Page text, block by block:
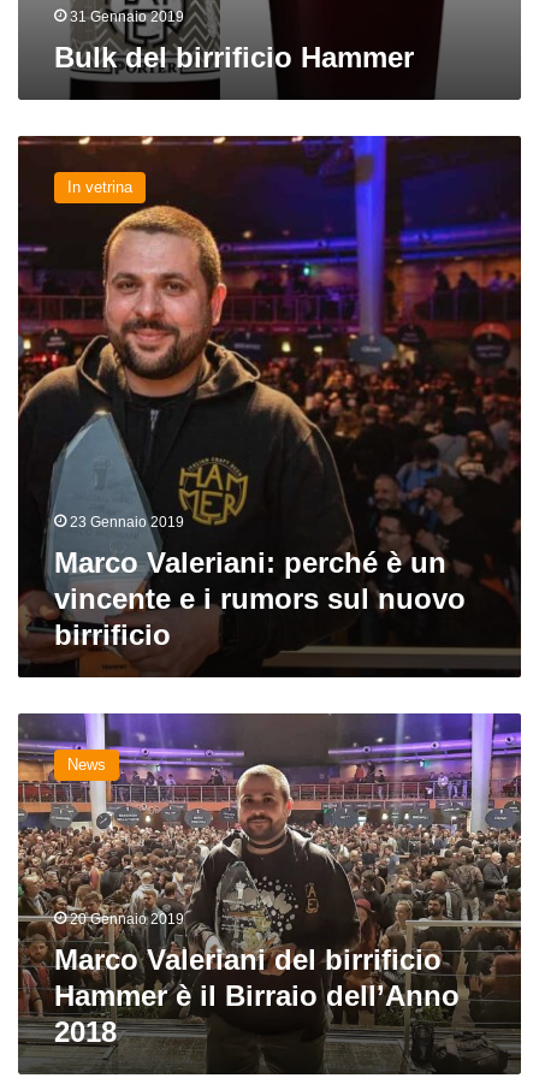
31 Gennaio 2019
Bulk del birrificio Hammer
Marco
Valeriani:
perché
un
vincente
e
i
rumors
sul
nuovo
birrificio
In vetrina
23 Gennaio 2019
Marco Valeriani: perché è un
vincente e i rumors sul nuovo
birrificio
Marco
Valeriani
del
birrificio
Hammer
è
il
Birraio
dell’Anno
2018
News
20 Gennaio 2019
Marco Valeriani del birrificio
Hammer è il Birraio dell’Anno
2018